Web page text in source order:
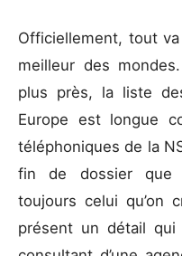
Officiellement, tout
meilleur des
plus près, la liste
Europe est longue
téléphoniques de la
fin de dossier que
toujours celui qu’on
présent un détail